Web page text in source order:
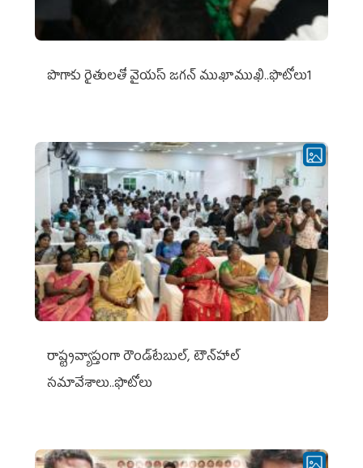
పొగాకు రైతుల‌తో వైయ‌స్ జ‌గ‌న్ ముఖాముఖి..ఫొటోలు1
రాష్ట్రవ్యాప్తంగా రౌండ్‌టేబుల్‌, టౌన్‌హాల్‌
సమావేశాలు..ఫొటోలు